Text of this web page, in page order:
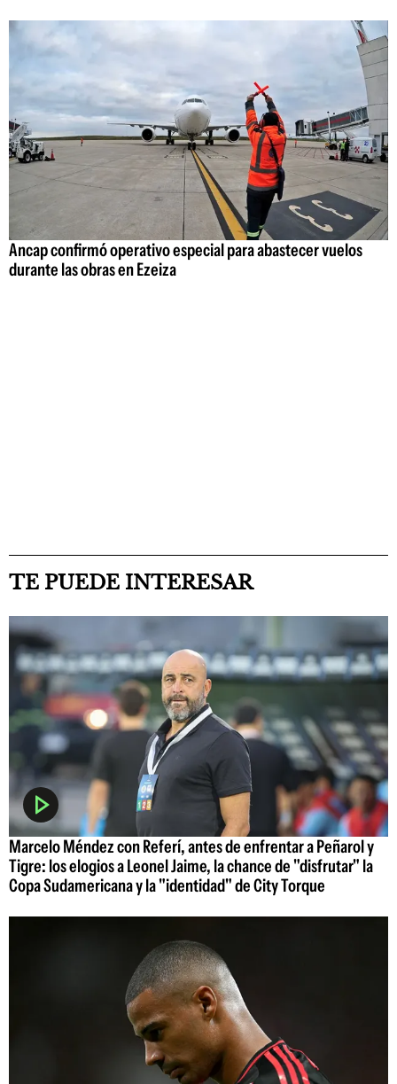
Ancap confirmó operativo especial para abastecer vuelos
durante las obras en Ezeiza
TE PUEDE INTERESAR
Marcelo Méndez con Referí, antes de enfrentar a Peñarol y
Tigre: los elogios a Leonel Jaime, la chance de "disfrutar" la
Copa Sudamericana y la "identidad" de City Torque